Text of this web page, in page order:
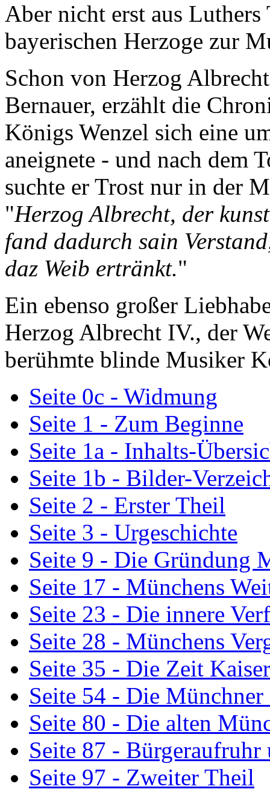
Aber nicht erst aus Luthers
bayerischen Herzoge zur
Schon von Herzog
Bernauer, erzählt die
Königs Wenzel sich eine
aneignete - und nach dem
suchte er Trost nur in der
"Herzog Albrecht, der
fand dadurch sain
daz Weib ertränkt."
Ein ebenso großer
Herzog Albrecht IV., der
berühmte blinde Musiker
Seite 0c - Widmung
Seite 1 - Zum Beginne
Seite 1a - Inhalts-
Seite 1b - Bilder-
Seite 2 - Erster Theil
Seite 3 - Urgeschichte
Seite 9 - Die Gründung
Seite 17 - Münchens
Seite 23 - Die innere
Seite 28 - Münchens
Seite 35 - Die Zeit
Seite 54 - Die
Seite 80 - Die alten
Seite 87 -
Seite 97 - Zweiter Theil